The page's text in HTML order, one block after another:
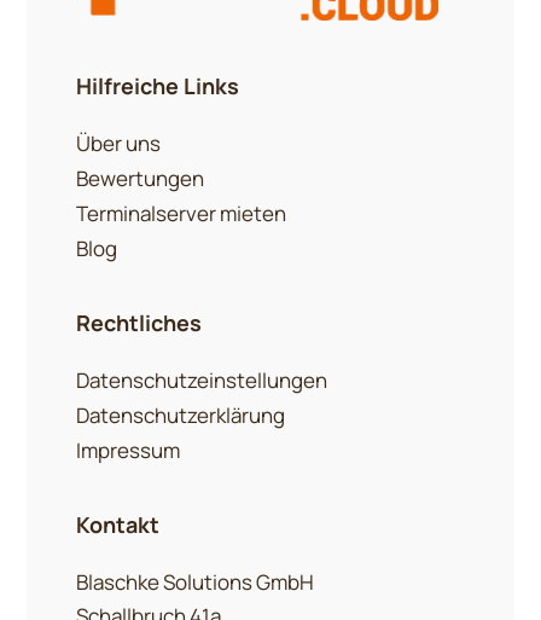
Hilfreiche Links
Über uns
Bewertungen
Terminalserver mieten
Blog
Rechtliches
Datenschutzeinstellungen
Datenschutzerklärung
Impressum
Kontakt
Blaschke Solutions GmbH